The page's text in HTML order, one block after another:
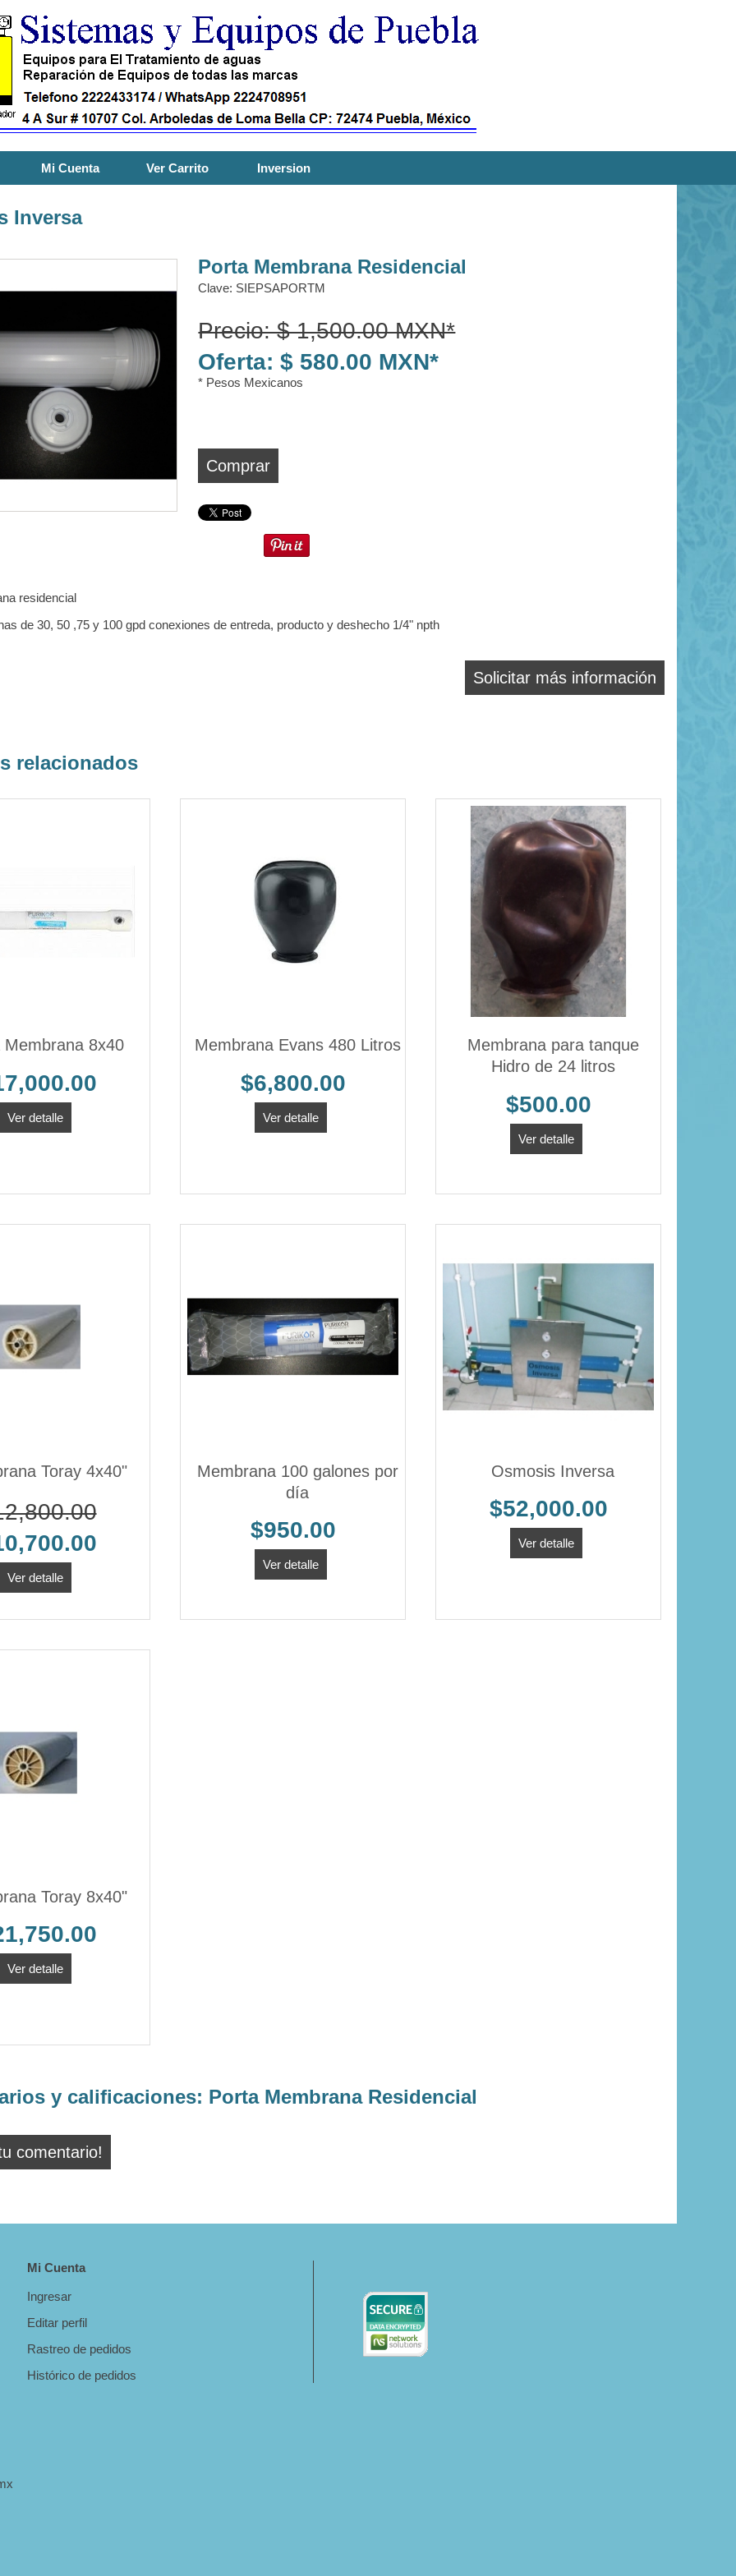
Mi Cuenta Ver Carrito Inversion
Inversa
Porta Membrana Residencial
Clave: SIEPSAPORTM
Precio: $ 1,500.00 MXN*
Oferta: $ 580.00 MXN*
* Pesos Mexicanos
Comprar
residencial
de 30, 50 ,75 y 100 gpd conexiones de entreda, producto y deshecho 1/4" npth
Solicitar más información
relacionados
Membrana 8x40
Ver detalle
Membrana Evans 480 Litros
$6,800.00
Ver detalle
Membrana para tanque
Hidro de 24 litros
$500.00
Ver detalle
Toray 4x40"
Ver detalle
Membrana 100 galones por
día
$950.00
Ver detalle
Osmosis Inversa
$52,000.00
Ver detalle
Toray 8x40"
Ver detalle
y calificaciones: Porta Membrana Residencial
comentario!
Mi Cuenta
Ingresar
Editar perfil
Rastreo de pedidos
Histórico de pedidos